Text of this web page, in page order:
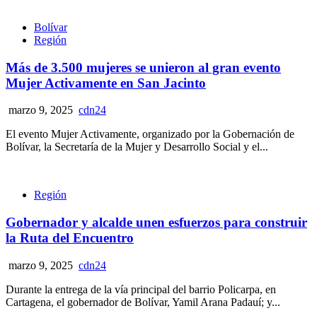
Bolívar
Región
Más de 3.500 mujeres se unieron al gran evento
Mujer Activamente en San Jacinto
marzo 9, 2025 cdn24
El evento Mujer Activamente, organizado por la Gobernación de
Bolívar, la Secretaría de la Mujer y Desarrollo Social y el...
Región
Gobernador y alcalde unen esfuerzos para construir
la Ruta del Encuentro
marzo 9, 2025 cdn24
Durante la entrega de la vía principal del barrio Policarpa, en
Cartagena, el gobernador de Bolívar, Yamil Arana Padauí; y...